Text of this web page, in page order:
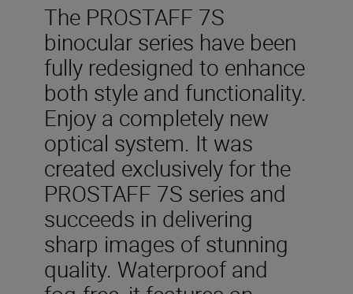
The PROSTAFF 7S
binocular series have been
fully redesigned to enhance
both style and functionality.
Enjoy a completely new
optical system. It was
created exclusively for the
PROSTAFF 7S series and
succeeds in delivering
sharp images of stunning
quality. Waterproof and